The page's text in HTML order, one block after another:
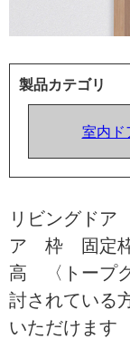
製品カテゴリ
室内ド
リビングド
ア 枠 固定
高 〈トープ
討されている
いただけます